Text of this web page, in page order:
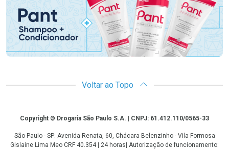
Voltar ao Topo
CopyrightCopyright © Drogaria São Paulo S.A. | CNPJ: 61.412.110/0565-33
São Paulo - SP: Avenida Renata, 60, Chácara Belenzinho - Vila Formosa
Gislaine Lima Meo CRF 40.354 | 24 horas| Autorização de funcionamento: